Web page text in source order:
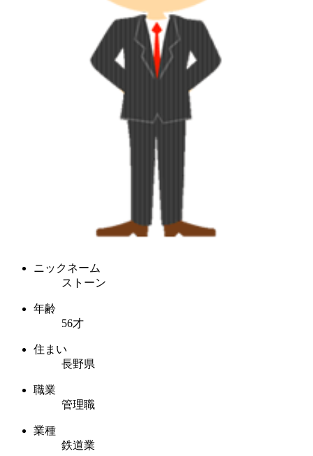
ニックネーム
ストーン
年齢
56才
住まい
長野県
職業
管理職
業種
鉄道業